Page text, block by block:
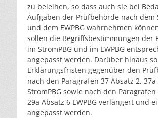
zu beleihen, so dass auch sie bei
Aufgaben der Prüfbehörde nach dem
und dem EWPBG wahrnehmen
sollen die Begriffsbestimmungen der
im StromPBG und im EWPBG
angepasst werden. Darüber hinaus
Erklärungsfristen gegenüber den
nach den Paragrafen 37 Absatz 2, 37a
StromPBG sowie nach den Paragrafen
29a Absatz 6 EWPBG verlängert und
angepasst werden.